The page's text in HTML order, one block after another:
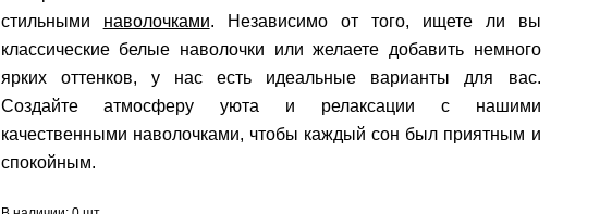
стильными наволочками. Независимо от того, ищете ли вы
классические белые наволочки или желаете добавить немного
ярких оттенков, у нас есть идеальные варианты для вас.
Создайте атмосферу уюта и релаксации с нашими
качественными наволочками, чтобы каждый сон был приятным и
спокойным.